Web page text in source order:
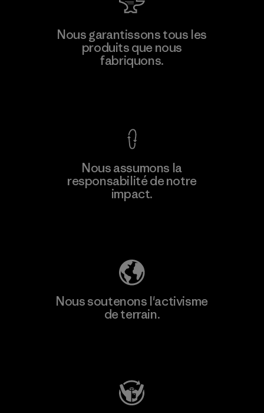
Polartec, LLC
Material-supplier
Nous garantissons tous les
produits que nous
fabriquons.
Nous assumons la
responsabilité de notre
impact.
Nous soutenons l'activisme
de terrain.